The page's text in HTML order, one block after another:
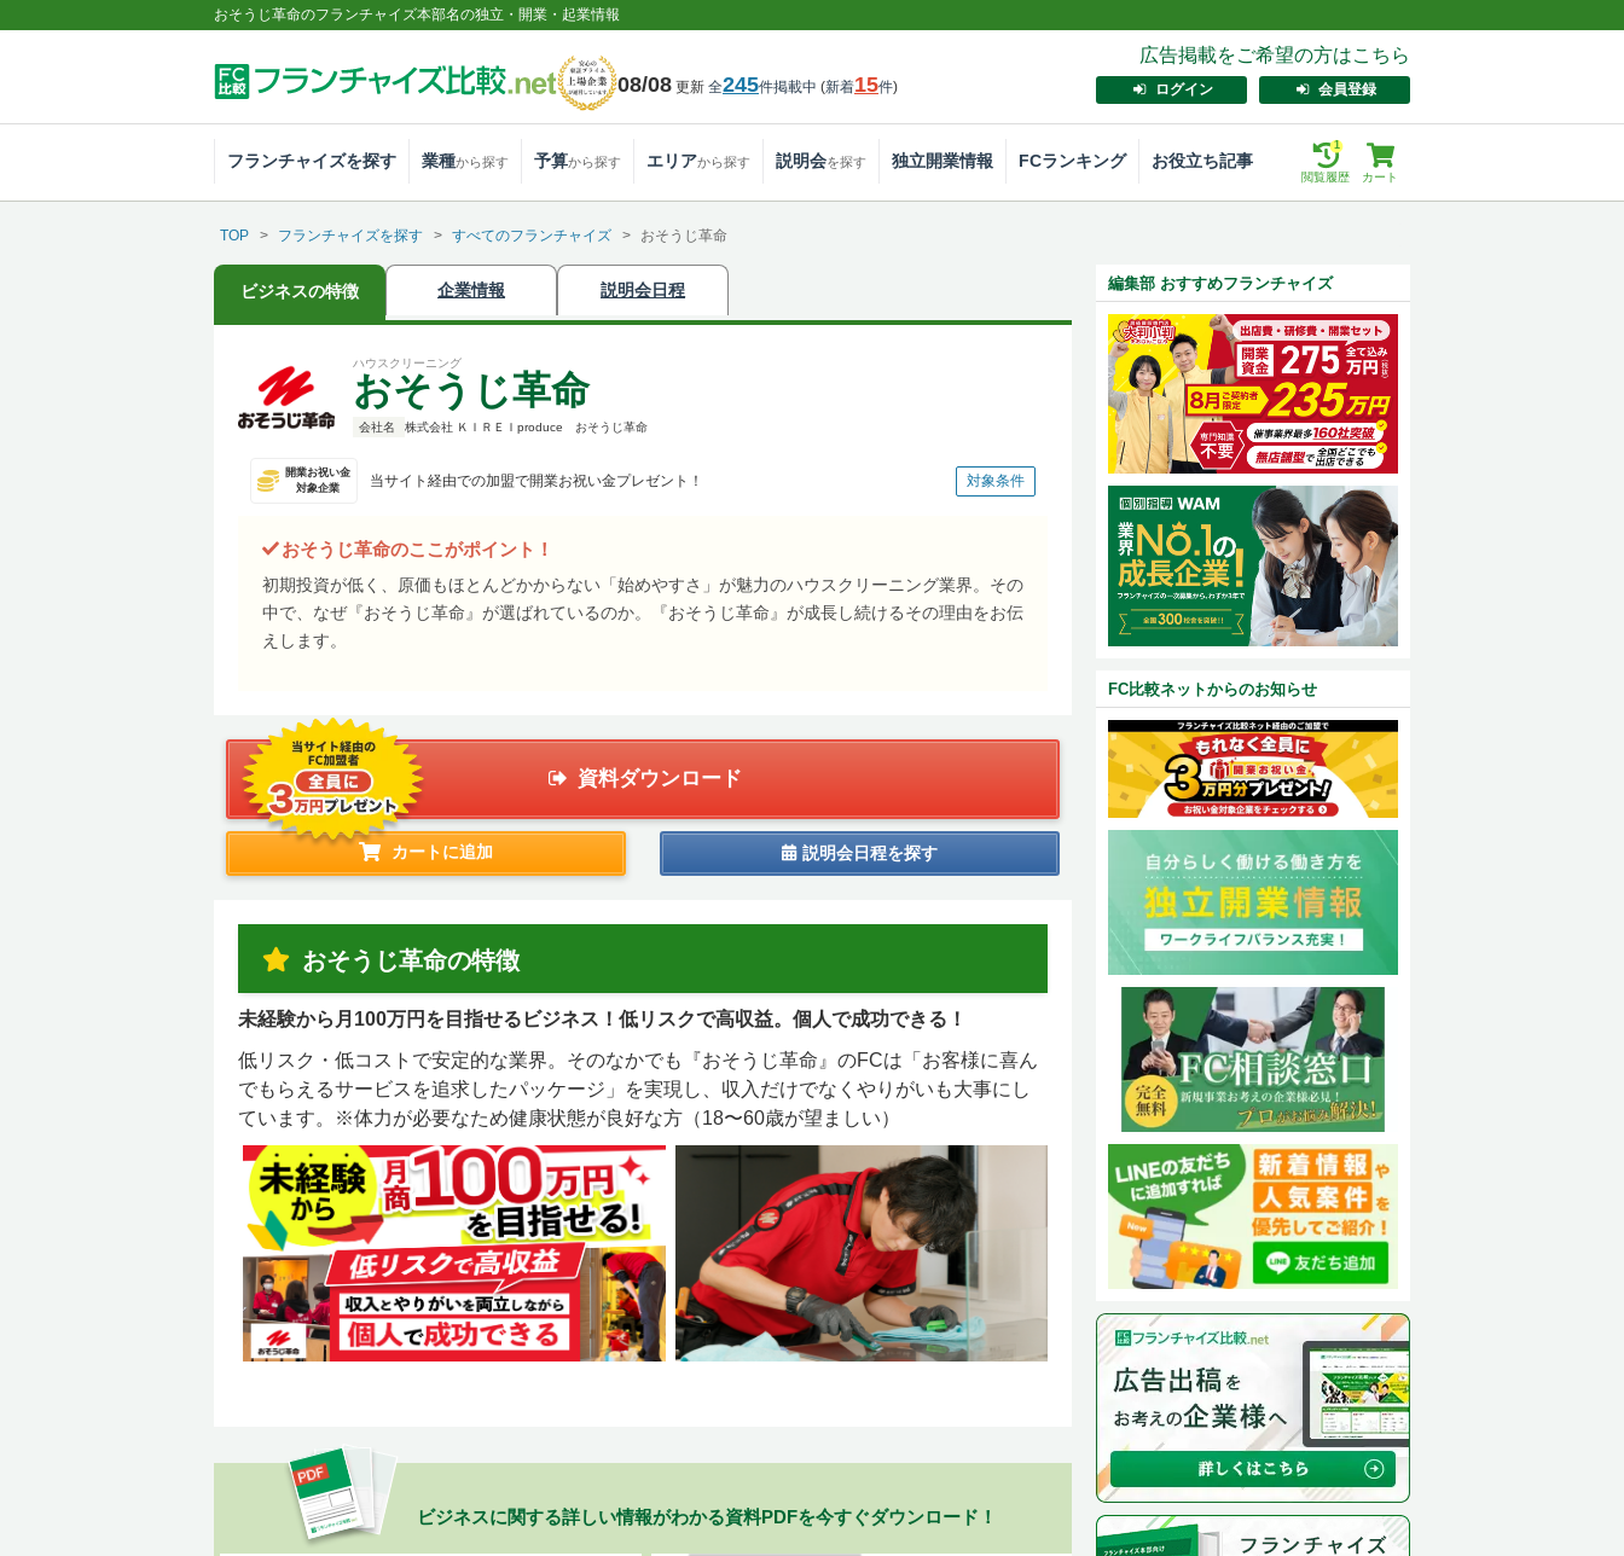
おそうじ革命のフランチャイズ本部名の独立・開業・起業情報
08/08 更新 全245件掲載中 (新着15件)
広告掲載をご希望の方はこちら
会員登録
ログイン
フランチャイズを探す 業種から探す 予算から探す エリアから探す 説明会を探す 独立開業情報 FCランキング お役立ち記事
カート
1
閲覧履歴
TOP フランチャイズを探す すべてのフランチャイズ おそうじ革命
ビジネスの特徴 企業情報 説明会日程
ハウスクリーニング
おそうじ革命
会社名 株式会社 ＫＩＲＥＩproduce おそうじ革命
開業お祝い金
対象企業
当サイト経由での加盟で開業お祝い金プレゼント！ 対象条件
おそうじ革命のここがポイント！
初期投資が低く、原価もほとんどかからない「始めやすさ」が魅力のハウスクリーニング業界。その
中で、なぜ『おそうじ革命』が選ばれているのか。『おそうじ革命』が成長し続けるその理由をお伝
えします。
資料ダウンロード
カートに追加 説明会日程を探す
おそうじ革命の特徴
未経験から月100万円を目指せるビジネス！低リスクで高収益。個人で成功できる！
低リスク・低コストで安定的な業界。そのなかでも『おそうじ革命』のFCは「お客様に喜ん
でもらえるサービスを追求したパッケージ」を実現し、収入だけでなくやりがいも大事にし
ています。※体力が必要なため健康状態が良好な方（18〜60歳が望ましい）
ビジネスに関する詳しい情報がわかる資料PDFを今すぐダウンロード！
編集部 おすすめフランチャイズ
FC比較ネットからのお知らせ